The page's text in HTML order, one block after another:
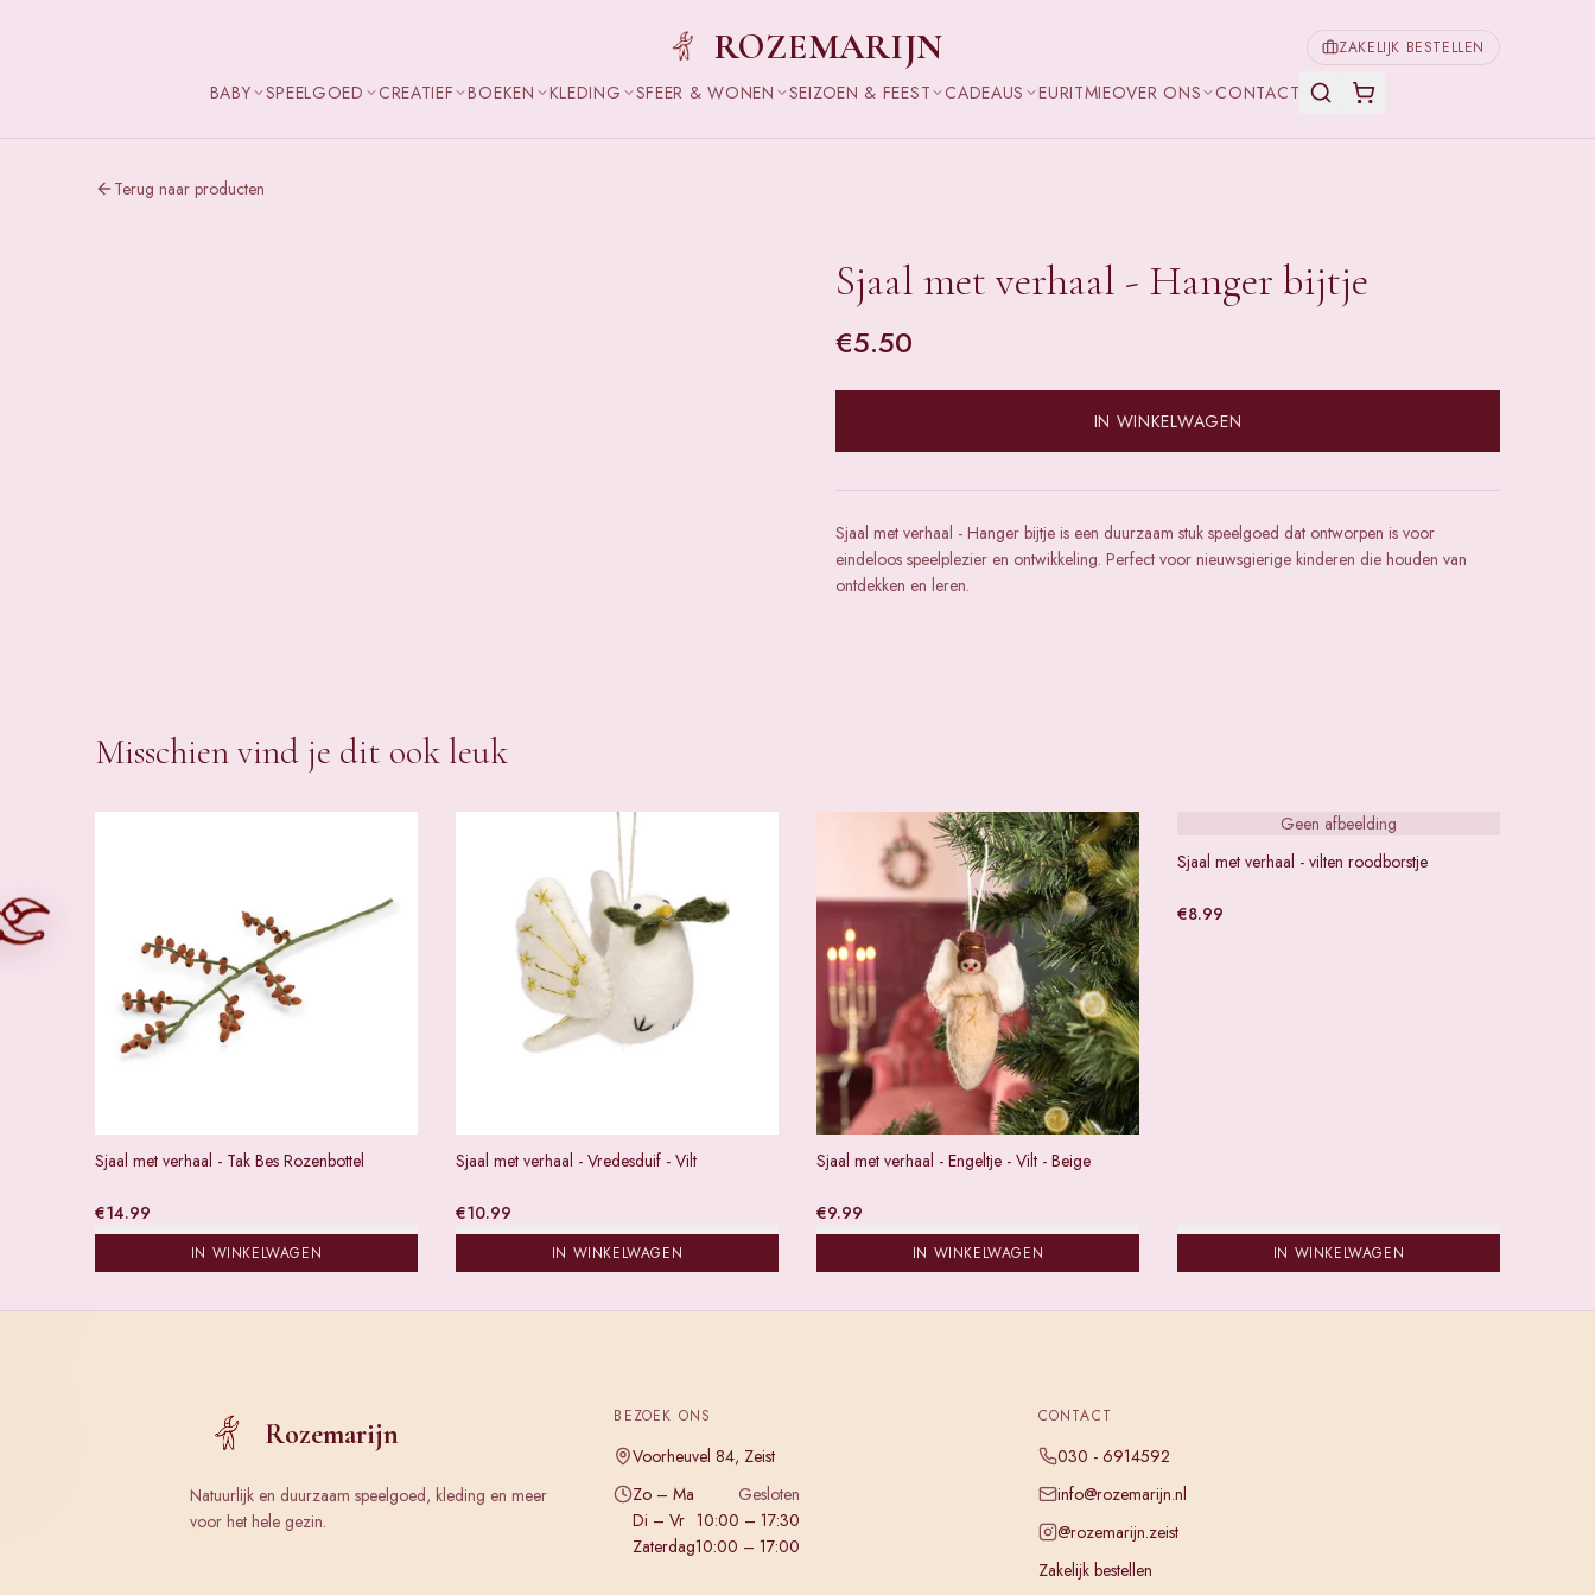
ROZEMARIJN ZAKELIJK BESTELLEN
BABY SPEELGOED CREATIEF BOEKEN KLEDING SFEER & WONEN SEIZOEN & FEEST CADEAUS EURITMIEOVER ONS CONTACT
Terug naar producten
Sjaal met verhaal - Hanger bijtje
€5.50
IN WINKELWAGEN
Sjaal met verhaal - Hanger bijtje is een duurzaam stuk speelgoed dat ontworpen is voor
eindeloos speelplezier en ontwikkeling. Perfect voor nieuwsgierige kinderen die houden van
ontdekken en leren.
Misschien vind je dit ook leuk
Sjaal met verhaal - Tak Bes Rozenbottel
€14.99
IN WINKELWAGEN
Sjaal met verhaal - Vredesduif - Vilt
€10.99
IN WINKELWAGEN
Sjaal met verhaal - Engeltje - Vilt - Beige
€9.99
IN WINKELWAGEN
Geen afbeelding
Sjaal met verhaal - vilten roodborstje
€8.99
IN WINKELWAGEN
Rozemarijn
Natuurlijk en duurzaam speelgoed, kleding en meer
voor het hele gezin.
BEZOEK ONS
Voorheuvel 84, Zeist
Zo – Ma
Gesloten
Di – Vr 10:00 – 17:30
Zaterdag10:00 – 17:00
CONTACT
030 - 6914592
info@rozemarijn.nl
@rozemarijn.zeist
Zakelijk bestellen